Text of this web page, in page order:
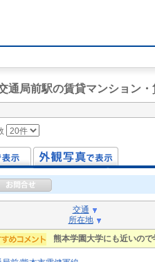
通局前駅の賃貸マンション
交通
所在地
熊本学園大学にも近いの